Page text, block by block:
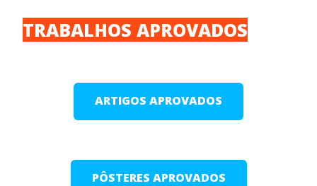
TRABALHOS APROVADOS
ARTIGOS APROVADOS
PÔSTERES APROVADOS